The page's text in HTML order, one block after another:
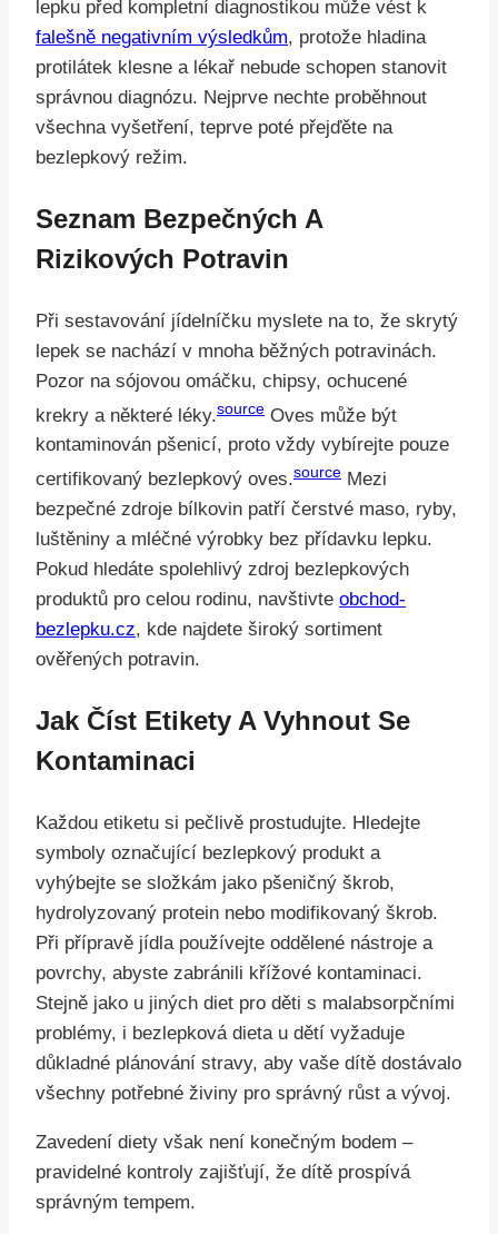
lepku před kompletní diagnostikou může vést k
falešně negativním výsledkům, protože hladina
protilátek klesne a lékař nebude schopen stanovit
správnou diagnózu. Nejprve nechte proběhnout
všechna vyšetření, teprve poté přejďěte na
bezlepkový režim.
Seznam Bezpečných A
Rizikových Potravin
Při sestavování jídelníčku myslete na to, že skrytý
lepek se nachází v mnoha běžných potravinách.
Pozor na sójovou omáčku, chipsy, ochucené
krekry a některé léky.source Oves může být
kontaminován pšenicí, proto vždy vybírejte pouze
certifikovaný bezlepkový oves.source Mezi
bezpečné zdroje bílkovin patří čerstvé maso, ryby,
luštěniny a mléčné výrobky bez přídavku lepku.
Pokud hledáte spolehlivý zdroj bezlepkových
produktů pro celou rodinu, navštivte obchod-
bezlepku.cz, kde najdete široký sortiment
ověřených potravin.
Jak Číst Etikety A Vyhnout Se
Kontaminaci
Každou etiketu si pečlivě prostudujte. Hledejte
symboly označující bezlepkový produkt a
vyhýbejte se složkám jako pšeničný škrob,
hydrolyzovaný protein nebo modifikovaný škrob.
Při přípravě jídla používejte oddělené nástroje a
povrchy, abyste zabránili křížové kontaminaci.
Stejně jako u jiných diet pro děti s malabsorpčními
problémy, i bezlepková dieta u dětí vyžaduje
důkladné plánování stravy, aby vaše dítě dostávalo
všechny potřebné živiny pro správný růst a vývoj.
Zavedení diety však není konečným bodem –
pravidelné kontroly zajišťují, že dítě prospívá
správným tempem.